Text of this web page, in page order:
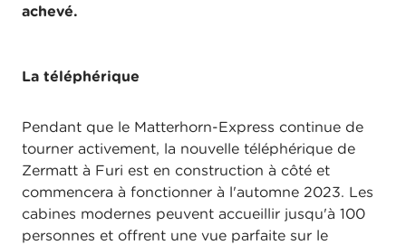
achevé.
La téléphérique
Pendant que le Matterhorn-Express continue de
tourner activement, la nouvelle téléphérique de
Zermatt à Furi est en construction à côté et
commencera à fonctionner à l'automne 2023. Les
cabines modernes peuvent accueillir jusqu'à 100
personnes et offrent une vue parfaite sur le